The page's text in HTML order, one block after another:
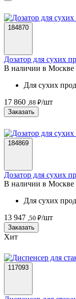
184870
Дозатор для сухих
В наличии в Москве
Для сухих
17 860 ,88 ₽/шт
Заказать
184869
Дозатор для сухих
В наличии в Москве
Для сухих
13 947 ,50 ₽/шт
Заказать
Хит
117093